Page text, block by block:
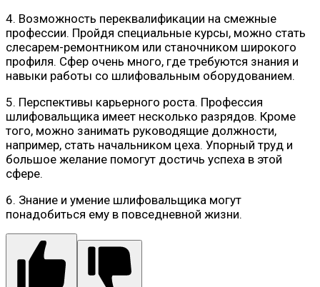
4. Возможность переквалификации на смежные
профессии. Пройдя специальные курсы, можно стать
слесарем-ремонтником или станочником широкого
профиля. Сфер очень много, где требуются знания и
навыки работы со шлифовальным оборудованием.
5. Перспективы карьерного роста. Профессия
шлифовальщика имеет несколько разрядов. Кроме
того, можно занимать руководящие должности,
например, стать начальником цеха. Упорный труд и
большое желание помогут достичь успеха в этой
сфере.
6. Знание и умение шлифовальщика могут
понадобиться ему в повседневной жизни.